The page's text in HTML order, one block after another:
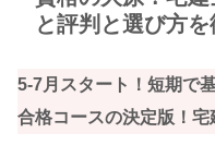
と評判と選び方
5-7月スタート！短期で
合格コースの決定版！